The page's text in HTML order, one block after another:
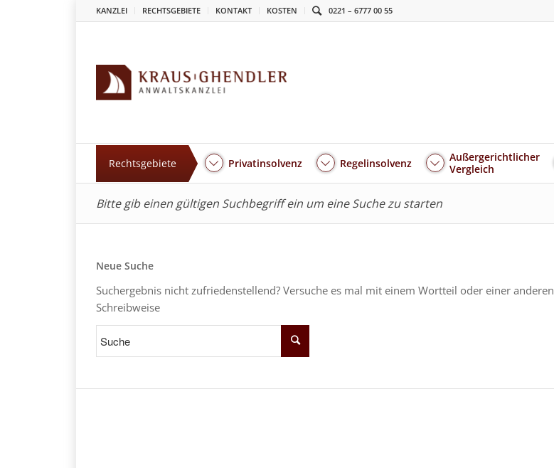
KANZLEI RECHTSGEBIETE KONTAKT KOSTEN 0221 – 6777 00 55
Rechtsgebiete Privatinsolvenz Regelinsolvenz
Außergerichtlicher
Vergleich
Bitte gib einen gültigen Suchbegriff ein um eine Suche zu starten
Neue Suche
Suchergebnis nicht zufriedenstellend? Versuche es mal mit einem Wortteil oder einer anderen
Schreibweise